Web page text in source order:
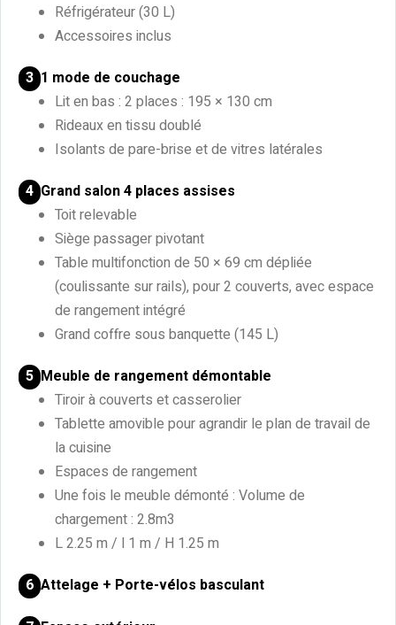
Réfrigérateur (30 L)
Accessoires inclus
3 1 mode de couchage
Lit en bas : 2 places : 195 × 130 cm
Rideaux en tissu doublé
Isolants de pare-brise et de vitres latérales
4 Grand salon 4 places assises
Toit relevable
Siège passager pivotant
Table multifonction de 50 × 69 cm dépliée
(coulissante sur rails), pour 2 couverts, avec espace
de rangement intégré
Grand coffre sous banquette (145 L)
5 Meuble de rangement démontable
Tiroir à couverts et casserolier
Tablette amovible pour agrandir le plan de travail de
la cuisine
Espaces de rangement
Une fois le meuble démonté : Volume de
chargement : 2.8m3
L 2.25 m / l 1 m / H 1.25 m
6 Attelage + Porte-vélos basculant